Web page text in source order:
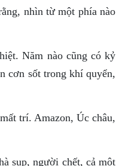
nhìn từ một phía nào
Năm nào cũng có kỷ
cơn sốt trong khí quyển,
trí. Amazon, Úc châu,
sụp, người chết, cả một